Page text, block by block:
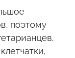
поэтому